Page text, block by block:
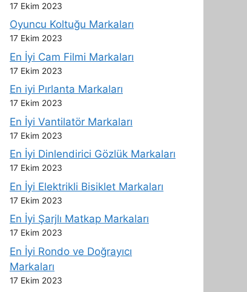
17 Ekim 2023
Oyuncu Koltuğu Markaları
17 Ekim 2023
En İyi Cam Filmi Markaları
17 Ekim 2023
En iyi Pırlanta Markaları
17 Ekim 2023
En İyi Vantilatör Markaları
17 Ekim 2023
En İyi Dinlendirici Gözlük Markaları
17 Ekim 2023
En İyi Elektrikli Bisiklet Markaları
17 Ekim 2023
En İyi Şarjlı Matkap Markaları
17 Ekim 2023
En İyi Rondo ve Doğrayıcı
Markaları
17 Ekim 2023